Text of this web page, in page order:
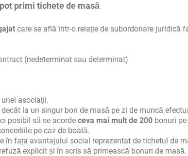
primi tichete de masă
care se află într-o relație de subordonare juridică
(nedeterminat sau determinat)
asociații.
la un singur bon de masă pe zi de muncă
posibil să se acorde ceva mai mult de 200 bonuri
pe caz de boală.
în fața avantajului social reprezentat de tichetul de
explicit și în scris să primească bonuri de